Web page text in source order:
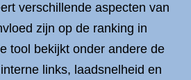
verschillende aspecten van
zijn op de ranking in
tool bekijkt onder andere de
links, laadsnelheid en